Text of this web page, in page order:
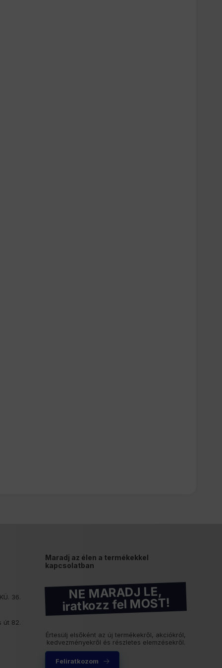
36.
út 82.
Maradj az élen a termékekkel
kapcsolatban
NE MARADJ LE,
iratkozz fel MOST!
Értesülj elsőként az új termékekről, akciókról,
kedvezményekről és részletes elemzésekről.
Feliratkozom